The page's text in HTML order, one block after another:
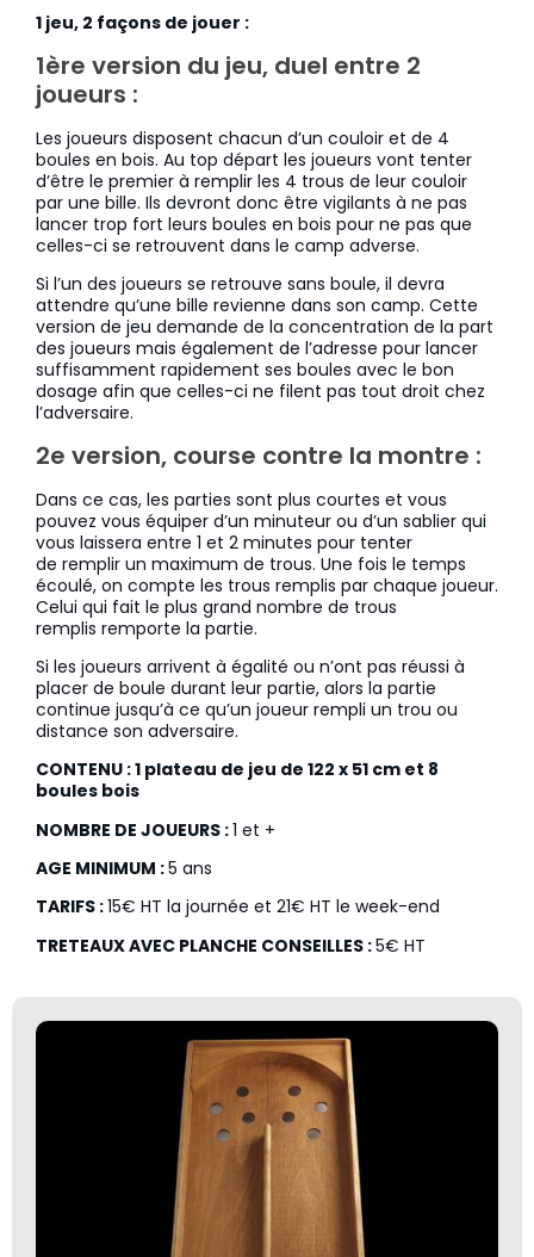
1 jeu, 2 façons de jouer :
1ère version du jeu, duel entre 2
joueurs :
Les joueurs disposent chacun d’un couloir et de 4
boules en bois. Au top départ les joueurs vont tenter
d’être le premier à remplir les 4 trous de leur couloir
par une bille. Ils devront donc être vigilants à ne pas
lancer trop fort leurs boules en bois pour ne pas que
celles-ci se retrouvent dans le camp adverse.
Si l’un des joueurs se retrouve sans boule, il devra
attendre qu’une bille revienne dans son camp. Cette
version de jeu demande de la concentration de la part
des joueurs mais également de l’adresse pour lancer
suffisamment rapidement ses boules avec le bon
dosage afin que celles-ci ne filent pas tout droit chez
l’adversaire.
2e version, course contre la montre :
Dans ce cas, les parties sont plus courtes et vous
pouvez vous équiper d’un minuteur ou d’un sablier qui
vous laissera entre 1 et 2 minutes pour tenter
de remplir un maximum de trous. Une fois le temps
écoulé, on compte les trous remplis par chaque joueur.
Celui qui fait le plus grand nombre de trous
remplis remporte la partie.
Si les joueurs arrivent à égalité ou n’ont pas réussi à
placer de boule durant leur partie, alors la partie
continue jusqu’à ce qu’un joueur rempli un trou ou
distance son adversaire.
CONTENU :1 plateau de jeu de 122 x 51 cm et 8
boules bois
NOMBRE DE JOUEURS :1 et +
AGE MINIMUM :5 ans
TARIFS : ​15€ HT la journée et 21€ HT le week-end
TRETEAUX AVEC PLANCHE CONSEILLES :5€ HT